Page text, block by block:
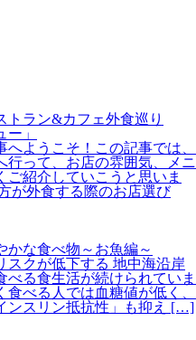
トラン&カフェ外食巡り
」
ようこそ！この記事では、
行って、お店の雰囲気、メニ
ご紹介していこうと思いま
が外食する際のお店選び
かな食べ物～お魚編～
スクが低下する 地中海沿岸
る食生活が続けられていま
べる人では血糖値が低く、
ンスリン抵抗性」も抑え […]